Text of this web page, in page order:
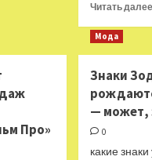
Читать
Про»
Мода
Знаки
— может,
0
какие